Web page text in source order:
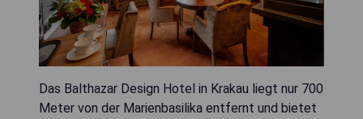
Das Balthazar Design Hotel in Krakau liegt nur 700
Meter von der Marienbasilika entfernt und bietet